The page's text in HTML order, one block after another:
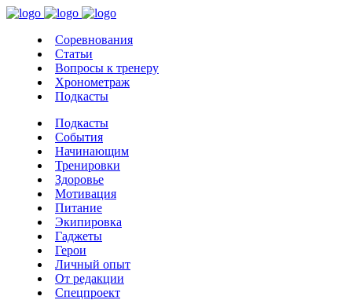
Соревнования
Статьи
Вопросы к тренеру
Хронометраж
Подкасты
Подкасты
События
Начинающим
Тренировки
Здоровье
Мотивация
Питание
Экипировка
Гаджеты
Герои
Личный опыт
От редакции
Спецпроект